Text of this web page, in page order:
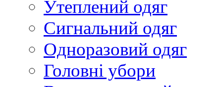
Утеплений одяг
Сигнальний одяг
Одноразовий одяг
Головні убори